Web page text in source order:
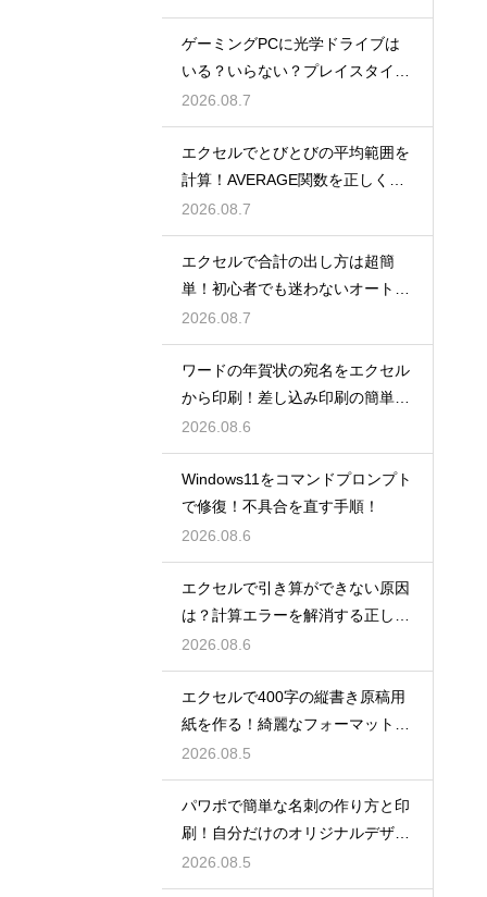
ゲーミングPCに光学ドライブは
いる？いらない？プレイスタイル
で判断
2026.08.7
エクセルでとびとびの平均範囲を
計算！AVERAGE関数を正しく使
うコツ
2026.08.7
エクセルで合計の出し方は超簡
単！初心者でも迷わないオートS
UM術！
2026.08.7
ワードの年賀状の宛名をエクセル
から印刷！差し込み印刷の簡単手
順！
2026.08.6
Windows11をコマンドプロンプト
で修復！不具合を直す手順！
2026.08.6
エクセルで引き算ができない原因
は？計算エラーを解消する正しい
手順
2026.08.6
エクセルで400字の縦書き原稿用
紙を作る！綺麗なフォーマット
術！
2026.08.5
パワポで簡単な名刺の作り方と印
刷！自分だけのオリジナルデザイ
ン
2026.08.5